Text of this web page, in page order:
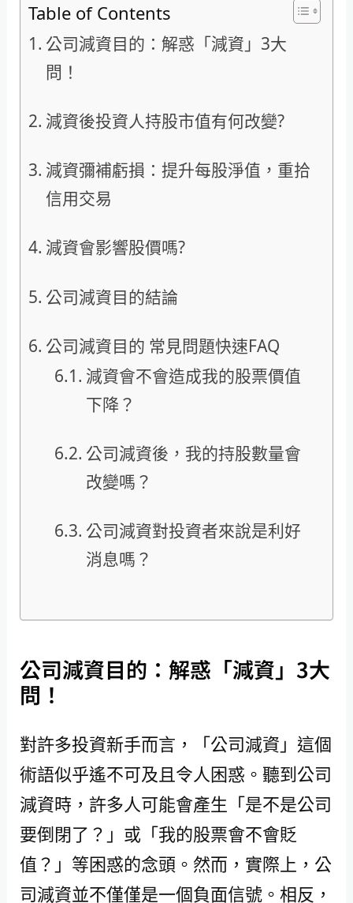
Table of Contents
公司減資目的：解惑「減資」3大
問！
減資後投資人持股市值有何改變?
減資彌補虧損：提升每股淨值，重拾
信用交易
減資會影響股價嗎?
公司減資目的結論
公司減資目的 常見問題快速FAQ
減資會不會造成我的股票價值
下降？
公司減資後，我的持股數量會
改變嗎？
公司減資對投資者來說是利好
消息嗎？
公司減資目的：解惑「減資」3大
問！
對許多投資新手而言，「公司減資」這個
術語似乎遙不可及且令人困惑。聽到公司
減資時，許多人可能會產生「是不是公司
要倒閉了？」或「我的股票會不會貶
值？」等困惑的念頭。然而，實際上，公
司減資並不僅僅是一個負面信號。相反，